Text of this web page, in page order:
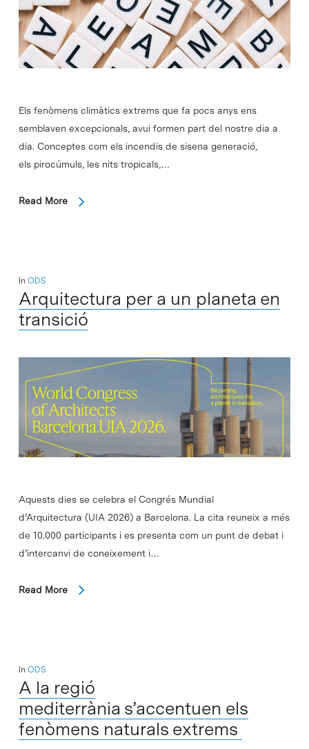
Els fenòmens climàtics extrems que fa pocs anys ens
semblaven excepcionals, avui formen part del nostre dia a
dia. Conceptes com els incendis de sisena generació,
els pirocúmuls, les nits tropicals,…
Read More
In ODS
Arquitectura per a un planeta en
transició
Aquests dies se celebra el Congrés Mundial
d’Arquitectura (UIA 2026) a Barcelona. La cita reuneix a més
de 10.000 participants i es presenta com un punt de debat i
d’intercanvi de coneixement i…
Read More
In ODS
A la regió
mediterrània s’accentuen els
fenòmens naturals extrems